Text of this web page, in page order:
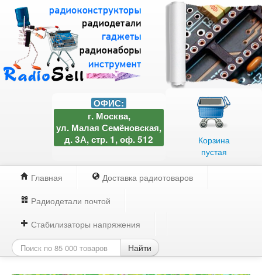
Корзина
пустая
ОФИС:
г. Москва,
ул. Малая Семёновская,
д. 3А, стр. 1, оф. 512
Главная
Доставка радиотоваров
Радиодетали почтой
Стабилизаторы напряжения
Найти